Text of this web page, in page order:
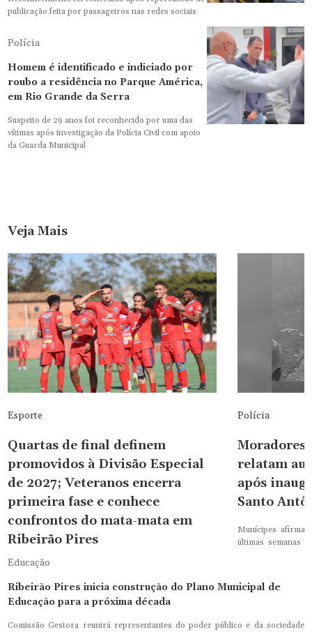
publicação feita por passageiros nas redes sociais
Polícia
Homem é identificado e indiciado por
roubo a residência no Parque América,
em Rio Grande da Serra
Suspeito de 29 anos foi reconhecido por uma das
vítimas após investigação da Polícia Civil com apoio
da Guarda Municipal
Veja Mais
Esporte
Quartas de final definem
promovidos à Divisão Especial
de 2027; Veteranos encerra
primeira fase e conhece
confrontos do mata-mata em
Ribeirão Pires
Confiança, Real Pilar, Porto e Leões de Bléia garantem
vaga na Divisão Especial da próxima temporada; no
Campeonato de Veteranos, a última rodada da fase de
grupos confirmou a classificação e
Polícia
relatam
após
Santo
Munícipes
últimas semanas
Educação
Ribeirão Pires inicia construção do Plano Municipal de
Educação para a próxima década
Comissão Gestora reunirá representantes do poder público e da sociedade